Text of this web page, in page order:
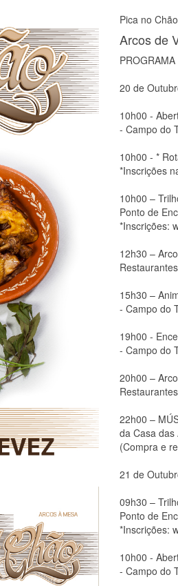
Pica no
Arcos de
PROGRAMA
20 de
10h00 -
- Campo do
10h00 - *
*Inscrições
10h00 –
Ponto de
*Inscrições:
12h30 –
15h30 –
- Campo do
19h00 -
- Campo do
20h00 –
22h00 –
da Casa das
(Compra e
21 de
09h30 –
Ponto de
*Inscrições:
10h00 -
- Campo do